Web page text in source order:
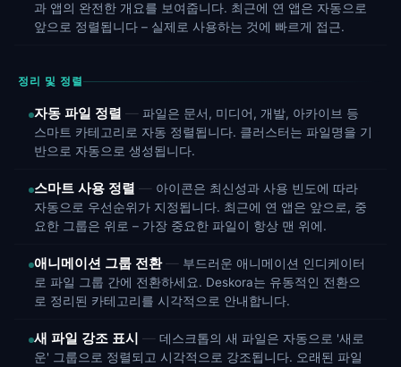
과 앱의 완전한 개요를 보여줍니다. 최근에 연 앱은 자동으로
앞으로 정렬됩니다 – 실제로 사용하는 것에 빠르게 접근.
정리 및 정렬
자동 파일 정렬
파일은 문서, 미디어, 개발, 아카이브 등
스마트 카테고리로 자동 정렬됩니다. 클러스터는 파일명을 기
반으로 자동으로 생성됩니다.
스마트 사용 정렬
아이콘은 최신성과 사용 빈도에 따라
자동으로 우선순위가 지정됩니다. 최근에 연 앱은 앞으로, 중
요한 그룹은 위로 – 가장 중요한 파일이 항상 맨 위에.
애니메이션 그룹 전환
부드러운 애니메이션 인디케이터
로 파일 그룹 간에 전환하세요. Deskora는 유동적인 전환으
로 정리된 카테고리를 시각적으로 안내합니다.
새 파일 강조 표시
데스크톱의 새 파일은 자동으로 '새로
운' 그룹으로 정렬되고 시각적으로 강조됩니다. 오래된 파일